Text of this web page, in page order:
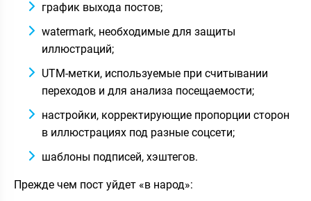
график выхода постов;
watermark, необходимые для защиты
иллюстраций;
UTM-метки, используемые при считывании
переходов и для анализа посещаемости;
настройки, корректирующие пропорции сторон
в иллюстрациях под разные соцсети;
шаблоны подписей, хэштегов.
Прежде чем пост уйдет «в народ»: